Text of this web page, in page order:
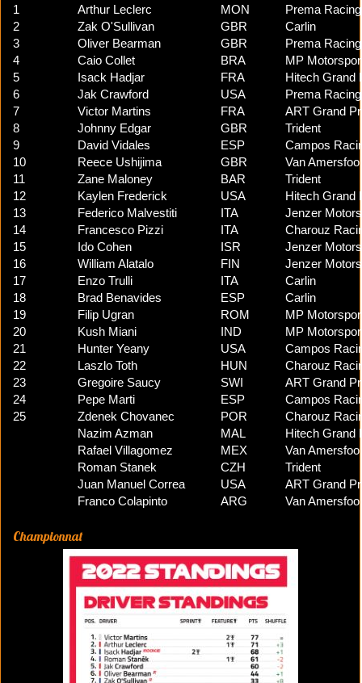
1
Arthur Leclerc MON
Prema Racing
2
Zak O'Sullivan GBR
Carlin
3
Oliver Bearman GBR
Prema Racing
4
Caio Collet BRA
MP
5
Isack Hadjar FRA
Hitech Grand
6
Jak Crawford USA
Prema Racing
7
Victor Martins FRA
ART Grand
8
Johnny Edgar GBR
Trident
9
David Vidales ESP
Campos
10
Reece Ushijima GBR
Van
11
Zane Maloney BAR
Trident
12
Kaylen Frederick USA
Hitech Grand
13
Federico Malvestiti ITA
Jenzer
14
Francesco Pizzi ITA
Charouz
15
Ido Cohen ISR
Jenzer
16
William Alatalo FIN
Jenzer
17
Enzo Trulli ITA
Carlin
18
Brad Benavides ESP
Carlin
19
Filip Ugran ROM
MP
20
Kush Miani IND
MP
21
Hunter Yeany USA
Campos
22
Laszlo Toth HUN
Charouz
23
Gregoire Saucy SWI
ART Grand
24
Pepe Marti ESP
Campos
25
Zdenek Chovanec POR
Charouz
Nazim Azman
MAL
Hitech Grand
Rafael Villagomez
MEX
Van
Roman Stanek
CZH
Trident
Juan Manuel Correa
USA
ART Grand
Franco Colapinto
ARG Van
Championnat